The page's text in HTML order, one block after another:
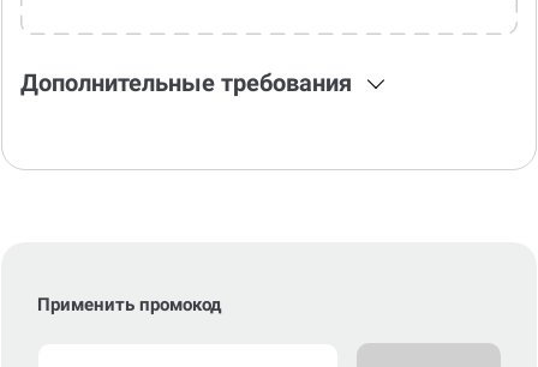
Дополнительные требования
Применить промокод